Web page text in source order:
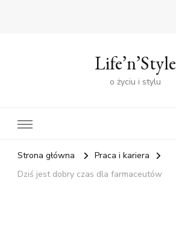
Life’n’Style
o życiu i stylu
Strona główna
Praca i kariera
Dziś jest dobry czas dla farmaceutów